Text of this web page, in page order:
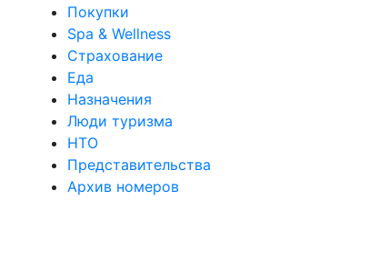
Покупки
Spa & Wellness
Страхование
Еда
Назначения
Люди туризма
НТО
Представительства
Архив номеров